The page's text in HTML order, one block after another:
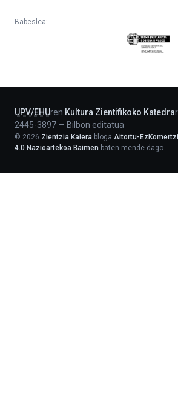
Babeslea:
Eusko
Jaurlaritza
UPV/EHUren Kultura Zientifikoko Katedra
2445-3897 — Bilbon editatua
© 2026 Zientzia Kaiera bloga Aitortu-
4.0 Nazioartekoa Baimen baten mende dago